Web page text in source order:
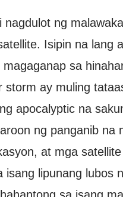
ng
Isipin na lang
sa
ay muling
apocalyptic na
ng panganib na
at mga
lipunang lubos